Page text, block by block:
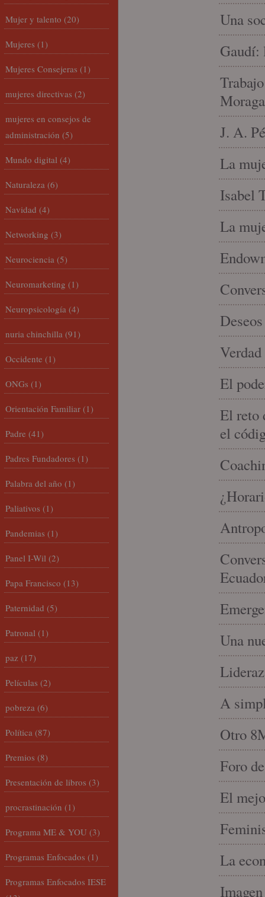
Una
Gaudí:
J. A.
La
Isabel
La
El
El reto
el
Una
A
Otro
Foro
El
La
Mujer y talento (20)
Mujeres (1)
Mujeres Consejeras (1)
mujeres directivas (2)
mujeres en consejos de
administración (5)
Mundo digital (4)
Naturaleza (6)
Navidad (4)
Networking (3)
Neurociencia (5)
Neuromarketing (1)
Neuropsicología (4)
nuria chinchilla (91)
Occidente (1)
ONGs (1)
Orientación Familiar (1)
Padre (41)
Padres Fundadores (1)
Palabra del año (1)
Paliativos (1)
Pandemias (1)
Panel I-Wil (2)
Papa Francisco (13)
Paternidad (5)
Patronal (1)
paz (17)
Películas (2)
pobreza (6)
Política (87)
Premios (8)
Presentación de libros (3)
procrastinación (1)
Programa ME & YOU (3)
Programas Enfocados (1)
Programas Enfocados IESE